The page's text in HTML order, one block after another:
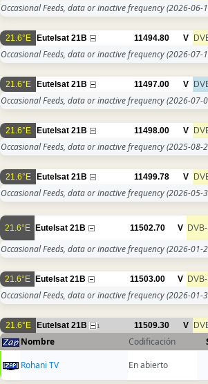
Occasional Feeds, data or inactive frequency(2026-06-
21.6°E Eutelsat 21B 11494.80 V
Occasional Feeds, data or inactive frequency(2026-07-
21.6°E Eutelsat 21B 11497.00 V
Occasional Feeds, data or inactive frequency(2026-07-
21.6°E Eutelsat 21B 11498.00 V
Occasional Feeds, data or inactive frequency(2025-08-
21.6°E Eutelsat 21B 11499.78 V
Occasional Feeds, data or inactive frequency(2026-05-
21.6°E Eutelsat 21B 11502.70 V
Occasional Feeds, data or inactive frequency(2026-01-
21.6°E Eutelsat 21B 11503.00 V
Occasional Feeds, data or inactive frequency(2026-01-
21.6°E Eutelsat 21B 1 11509.30 V
Nombre Codificación
Rohani TV
En abierto